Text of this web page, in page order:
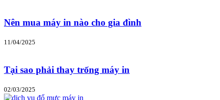
Nên mua máy in nào cho gia đình
11/04/2025
Tại sao phải thay trống máy in
02/03/2025